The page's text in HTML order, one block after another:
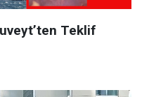
Teklif